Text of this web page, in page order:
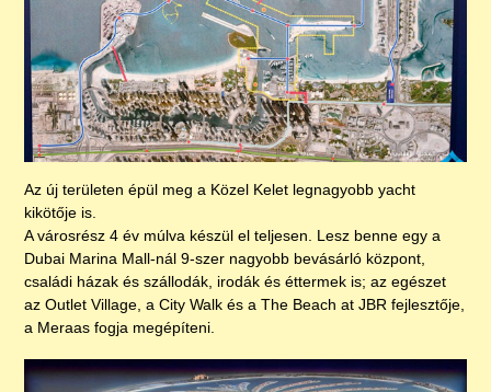
Az új területen épül meg a Közel Kelet legnagyobb yacht
kikötője is.
A városrész 4 év múlva készül el teljesen. Lesz benne egy a
Dubai Marina Mall-nál 9-szer nagyobb bevásárló központ,
családi házak és szállodák, irodák és éttermek is; az egészet
az Outlet Village, a City Walk és a The Beach at JBR fejlesztője,
a Meraas fogja megépíteni.